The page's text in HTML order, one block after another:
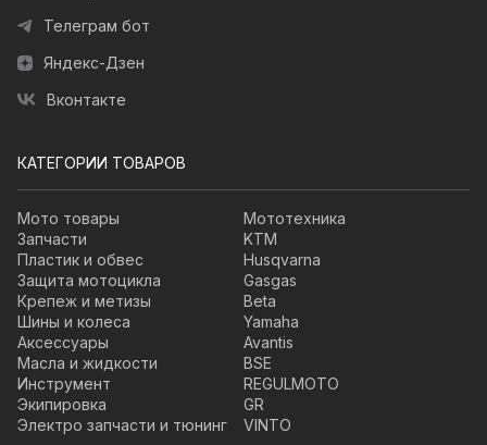
Телеграм бот
Яндекс-Дзен
Вконтакте
КАТЕГОРИИ ТОВАРОВ
Мото товары
Запчасти
Пластик и обвес
Защита мотоцикла
Крепеж и метизы
Шины и колеса
Аксессуары
Масла и жидкости
Инструмент
Экипировка
Электро запчасти и тюнинг
Мототехника
KTM
Husqvarna
Gasgas
Beta
Yamaha
Avantis
BSE
REGULMOTO
GR
VINTO